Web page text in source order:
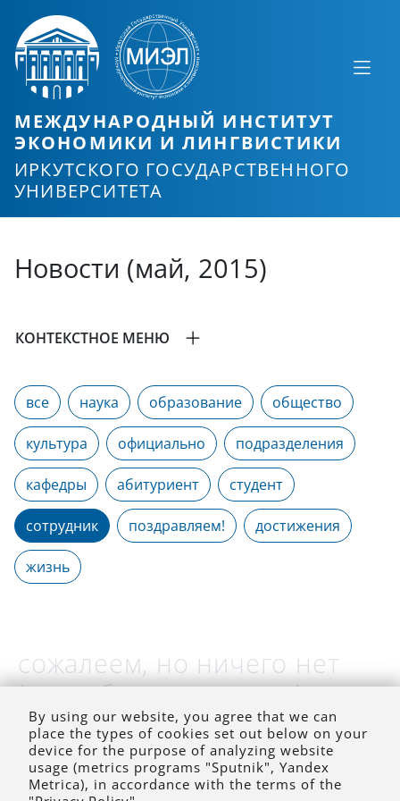
МЕЖДУНАРОДНЫЙ ИНСТИТУТ
ЭКОНОМИКИ И ЛИНГВИСТИКИ
ИРКУТСКОГО ГОСУДАРСТВЕННОГО
УНИВЕРСИТЕТА
Новости (май, 2015)
КОНТЕКСТНОЕ МЕНЮ
все наука образование общество
культура официально подразделения
кафедры абитуриент студент
сотрудник поздравляем! достижения
жизнь
сожалеем, но ничего нет
(на выбранное время)
By using our website, you agree that we can
place the types of cookies set out below on your
device for the purpose of analyzing website
usage (metrics programs "Sputnik", Yandex
Metrica), in accordance with the terms of the